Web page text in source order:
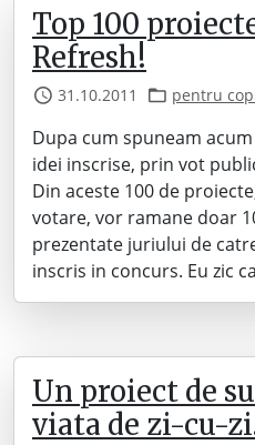
Top 100
Refresh!
31.10.2011 pentru
Dupa cum spuneam
idei inscrise, prin vot
Din aceste 100 de
votare, vor ramane doar
prezentate juriului de
inscris in concurs. Eu zic
Un proiect de
viata de zi-cu-